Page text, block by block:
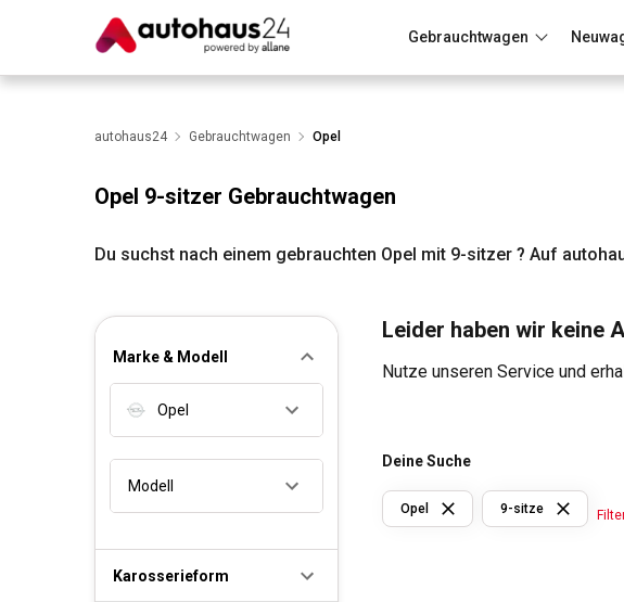
Gebrauchtwagen
Wir bewerten dein AutoRund um die Inzahlungnahme
autohaus24 Gebrauchtwagen Opel
Opel 9-sitzer Gebrauchtwagen
Du suchst nach einem gebrauchten Opel mit 9-sitzer ? Auf
Marke & Modell
Opel
Modell
Karosserieform
Leider haben wir keine
Nutze unseren Service und
Deine Suche
Opel 9-sitze